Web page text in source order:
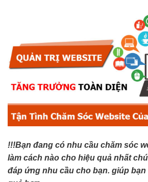
!!!Bạn đang có nhu cầu chăm sóc
làm cách nào cho hiệu quả nhất
đáp ứng nhu cầu cho bạn. giúp bạn